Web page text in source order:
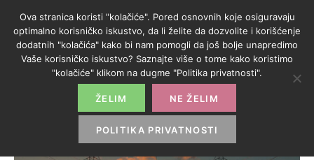
Ova stranica koristi "kolačiće". Pored osnovnih koje osiguravaju
optimalno korisničko iskustvo, da li želite da dozvolite i korišćenje
dodatnih "kolačića" kako bi nam pomogli da još bolje unapredimo
Vaše korisničko iskustvo? Saznajte više o tome kako koristimo
"kolačiće" klikom na dugme "Politika privatnosti".
ŽELIM NE ŽELIM
POLITIKA PRIVATNOSTI